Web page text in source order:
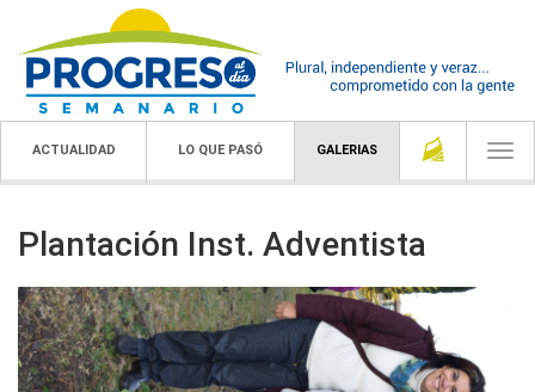
ACTUALIDAD LO QUE PASÓ GALERIAS
Plantación Inst. Adventista